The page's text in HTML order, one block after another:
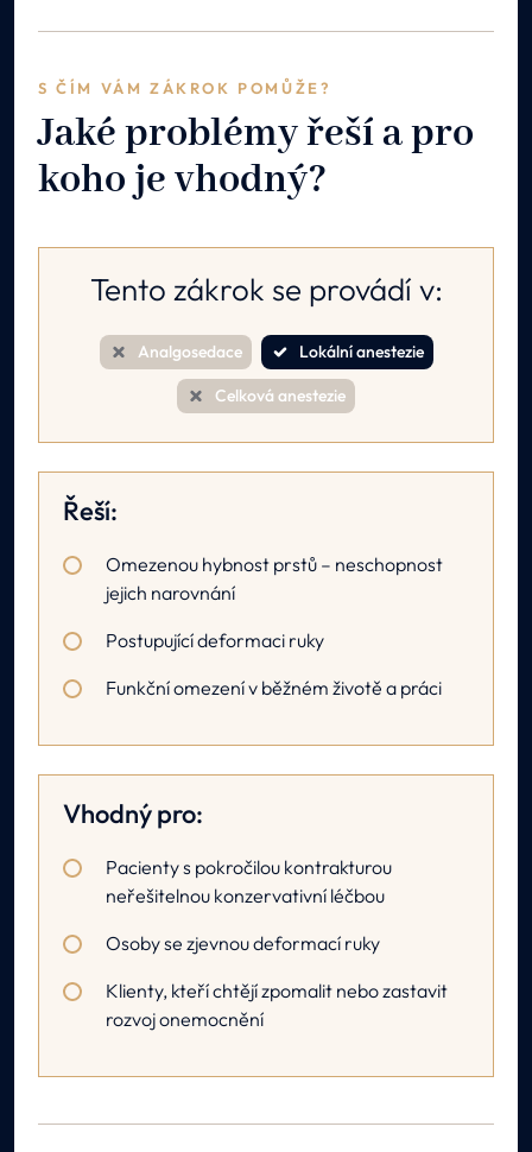
S ČÍM VÁM ZÁKROK POMŮŽE?
Jaké problémy řeší a pro
koho je vhodný?
Tento zákrok se provádí v:
Analgosedace Lokální anestezie
Celková anestezie
Řeší:
Omezenou hybnost prstů – neschopnost
jejich narovnání
Postupující deformaci ruky
Funkční omezení v běžném životě a práci
Vhodný pro:
Pacienty s pokročilou kontrakturou
neřešitelnou konzervativní léčbou
Osoby se zjevnou deformací ruky
Klienty, kteří chtějí zpomalit nebo zastavit
rozvoj onemocnění